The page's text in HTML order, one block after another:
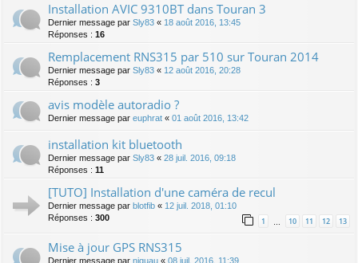
Installation AVIC 9310BT dans Touran 3
Dernier message par Sly83 « 18 août 2016, 13:45
Réponses : 16
Remplacement RNS315 par 510 sur Touran 2014
Dernier message par Sly83 « 12 août 2016, 20:28
Réponses : 3
avis modèle autoradio ?
Dernier message par euphrat « 01 août 2016, 13:42
installation kit bluetooth
Dernier message par Sly83 « 28 juil. 2016, 09:18
Réponses : 11
[TUTO] Installation d'une caméra de recul
Dernier message par blotfib « 12 juil. 2018, 01:10
Réponses : 300 1 … 10 11 12 13
Mise à jour GPS RNS315
Dernier message par niquau « 08 juil. 2016, 11:39